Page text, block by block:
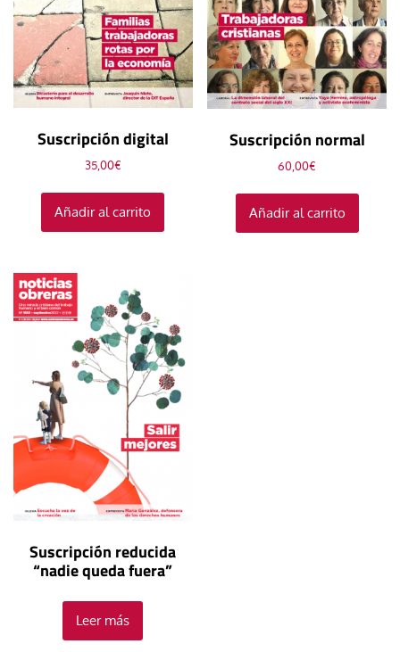
Suscripción digital
35,00€
Añadir al carrito
Suscripción normal
60,00€
Añadir al carrito
Suscripción reducida
“nadie queda fuera”
Leer más